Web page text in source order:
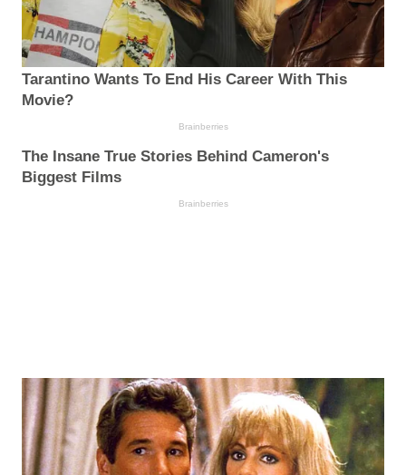
Tarantino Wants To End His Career With This
Movie?
Brainberries
The Insane True Stories Behind Cameron's
Biggest Films
Brainberries